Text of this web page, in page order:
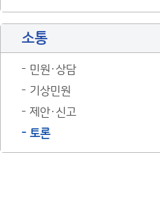
소통
민원·상담
기상민원
제안·신고
토론